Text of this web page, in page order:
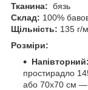
Тканина: бязь
Склад: 100%
Щільність: 135 г/
Розміри:
Напівторний:
простирадло
або 70х70 см —